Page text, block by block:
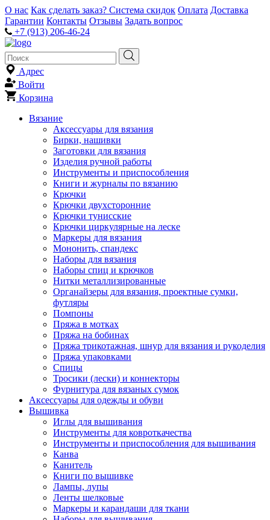
О нас Как сделать заказ? Система скидок Оплата Доставка
Гарантии Контакты Отзывы Задать вопрос
+7 (913) 206-46-24
Адрес
Войти
Корзина
Вязание
Аксессуары для вязания
Бирки, нашивки
Заготовки для вязания
Изделия ручной работы
Инструменты и приспособления
Книги и журналы по вязанию
Крючки
Крючки двухсторонние
Крючки тунисские
Крючки циркулярные на леске
Маркеры для вязания
Мононить, спандекс
Наборы для вязания
Наборы спиц и крючков
Нитки металлизированные
Органайзеры для вязания, проектные сумки,
футляры
Помпоны
Пряжа в мотках
Пряжа на бобинах
Пряжа трикотажная, шнур для вязания и рукоделия
Пряжа упаковками
Спицы
Тросики (лески) и коннекторы
Фурнитура для вязаных сумок
Аксессуары для одежды и обуви
Вышивка
Иглы для вышивания
Инструменты для ковроткачества
Инструменты и приспособления для вышивания
Канва
Канитель
Книги по вышивке
Лампы, лупы
Ленты шелковые
Маркеры и карандаши для ткани